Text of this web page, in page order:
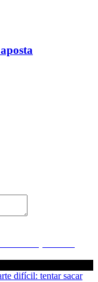
difícil: tentar sacar